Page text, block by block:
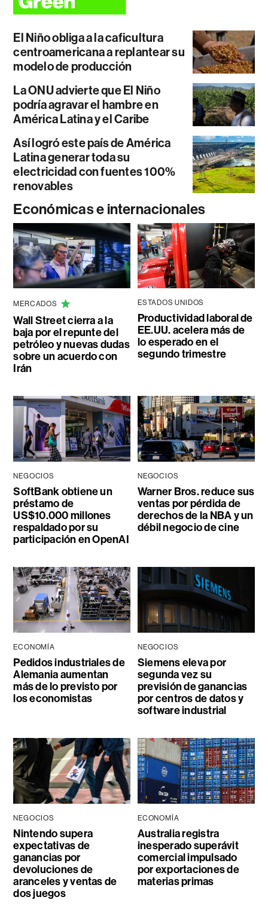
El Niño obliga a la caficultura
centroamericana a replantear su
modelo de producción
La ONU advierte que El Niño
podría agravar el hambre en
América Latina y el Caribe
Así logró este país de América
Latina generar toda su
electricidad con fuentes 100%
renovables
Económicas e internacionales
MERCADOS
Wall Street cierra a la
baja por el repunte del
petróleo y nuevas dudas
sobre un acuerdo con
Irán
ESTADOS UNIDOS
Productividad laboral de
EE.UU. acelera más de
lo esperado en el
segundo trimestre
NEGOCIOS
SoftBank obtiene un
préstamo de
US$10.000 millones
respaldado por su
participación en OpenAI
NEGOCIOS
Warner Bros. reduce sus
ventas por pérdida de
derechos de la NBA y un
débil negocio de cine
ECONOMÍA
Pedidos industriales de
Alemania aumentan
más de lo previsto por
los economistas
NEGOCIOS
Siemens eleva por
segunda vez su
previsión de ganancias
por centros de datos y
software industrial
NEGOCIOS
Nintendo supera
expectativas de
ganancias por
devoluciones de
aranceles y ventas de
dos juegos
ECONOMÍA
Australia registra
inesperado superávit
comercial impulsado
por exportaciones de
materias primas